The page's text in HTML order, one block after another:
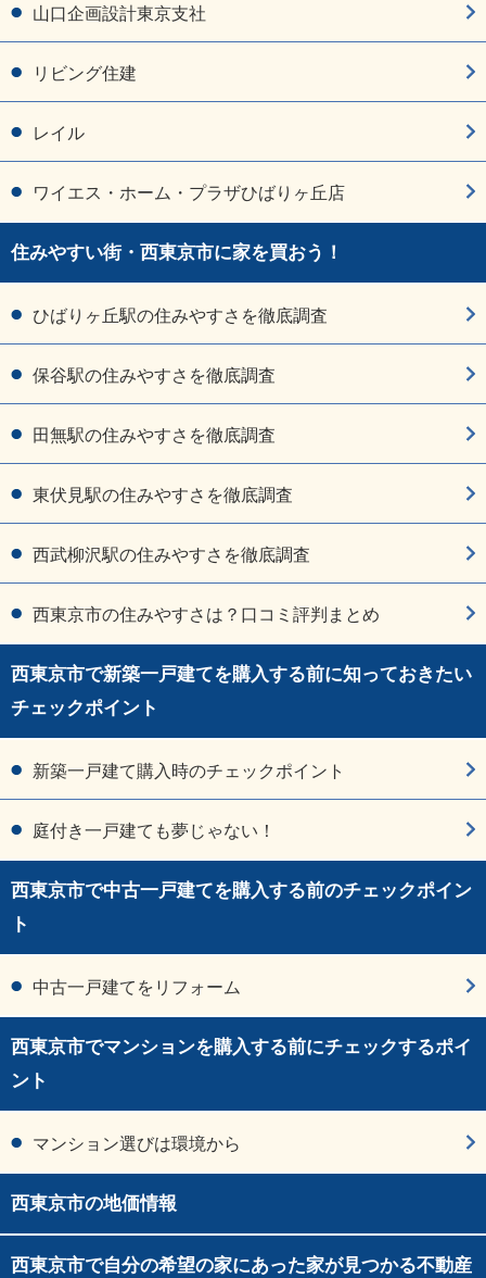
山口企画設計東京支社
リビング住建
レイル
ワイエス・ホーム・プラザひばりヶ丘店
住みやすい街・西東京市に家を買おう！
ひばりヶ丘駅の住みやすさを徹底調査
保谷駅の住みやすさを徹底調査
田無駅の住みやすさを徹底調査
東伏見駅の住みやすさを徹底調査
西武柳沢駅の住みやすさを徹底調査
西東京市の住みやすさは？口コミ評判まとめ
西東京市で新築一戸建てを購入する前に知っておきたい
チェックポイント
新築一戸建て購入時のチェックポイント
庭付き一戸建ても夢じゃない！
西東京市で中古一戸建てを購入する前のチェックポイン
ト
中古一戸建てをリフォーム
西東京市でマンションを購入する前にチェックするポイ
ント
マンション選びは環境から
西東京市の地価情報
西東京市で自分の希望の家にあった家が見つかる不動産